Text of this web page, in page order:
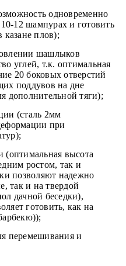
одновременно
12 шампурах и готовить
казане плов);
шашлыков
углей, т.к. оптимальная
20 боковых отверстий
поддувов на дне
дополнительной тяги);
(сталь 2мм
при
(оптимальная высота
ростом, так и
позволяют надежно
так и на твердой
дачной беседки),
готовить, как на
перемешивания и